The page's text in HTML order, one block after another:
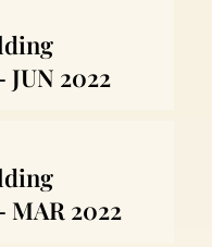
2022
MAR 2022